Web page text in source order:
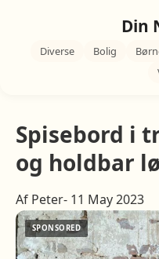
Din
Diverse Bolig
Spisebord i
og holdbar
Af Peter- 11 May 2023